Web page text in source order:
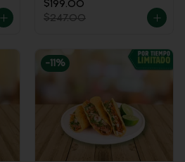
$199.00
$247.00
-11 %